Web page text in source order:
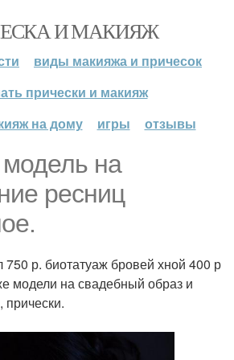
И МАКИЯЖ
виды макияжа и причесок
прически и макияж
на дому
игры отзывы
модель на
ресниц
р. биотатуаж бровей хной 400 р
модели на свадебный образ и